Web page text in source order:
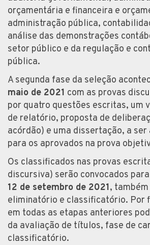
orçamentária e financeira e
administração pública,
análise das demonstrações
setor público e da regulação e
pública.
A segunda fase da seleção
maio de 2021 com as provas
por quatro questões escritas, um
de relatório, proposta de
acórdão) e uma dissertação, a ser
para os aprovados na prova
Os classificados nas provas
discursiva) serão convocados
12 de setembro de 2021,
eliminatório e classificatório. Por
em todas as etapas anteriores
da avaliação de títulos, fase de
classificatório.